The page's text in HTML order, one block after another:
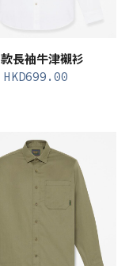
長袖牛津襯衫
HKD699.00